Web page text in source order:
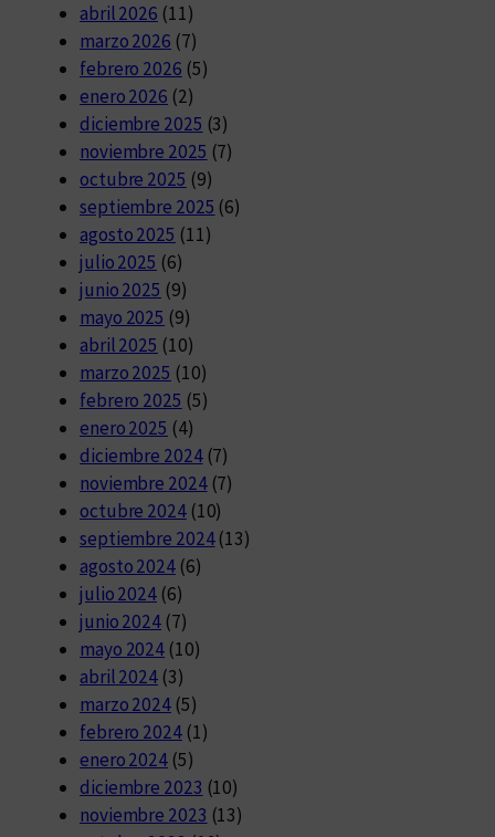
abril 2026 (11)
marzo 2026 (7)
febrero 2026 (5)
enero 2026 (2)
diciembre 2025 (3)
noviembre 2025 (7)
octubre 2025 (9)
septiembre 2025 (6)
agosto 2025 (11)
julio 2025 (6)
junio 2025 (9)
mayo 2025 (9)
abril 2025 (10)
marzo 2025 (10)
febrero 2025 (5)
enero 2025 (4)
diciembre 2024(7)
noviembre 2024(7)
octubre 2024(10)
septiembre 2024(13)
agosto 2024(6)
julio 2024 (6)
junio 2024 (7)
mayo 2024 (10)
abril 2024 (3)
marzo 2024 (5)
febrero 2024(1)
enero 2024 (5)
diciembre 2023 (10)
noviembre 2023 (13)